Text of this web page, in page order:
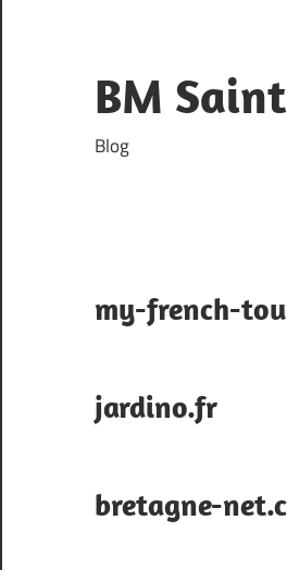
content
BM
Blog
my-french-
jardino.fr
bretagne-